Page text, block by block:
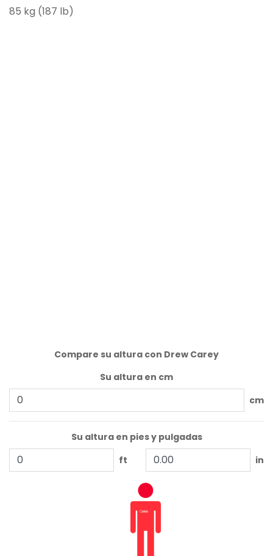
85 kg (187 lb)
Compare su altura con Drew Carey
Su altura en cm
cm
Su altura en pies y pulgadas
ft
in